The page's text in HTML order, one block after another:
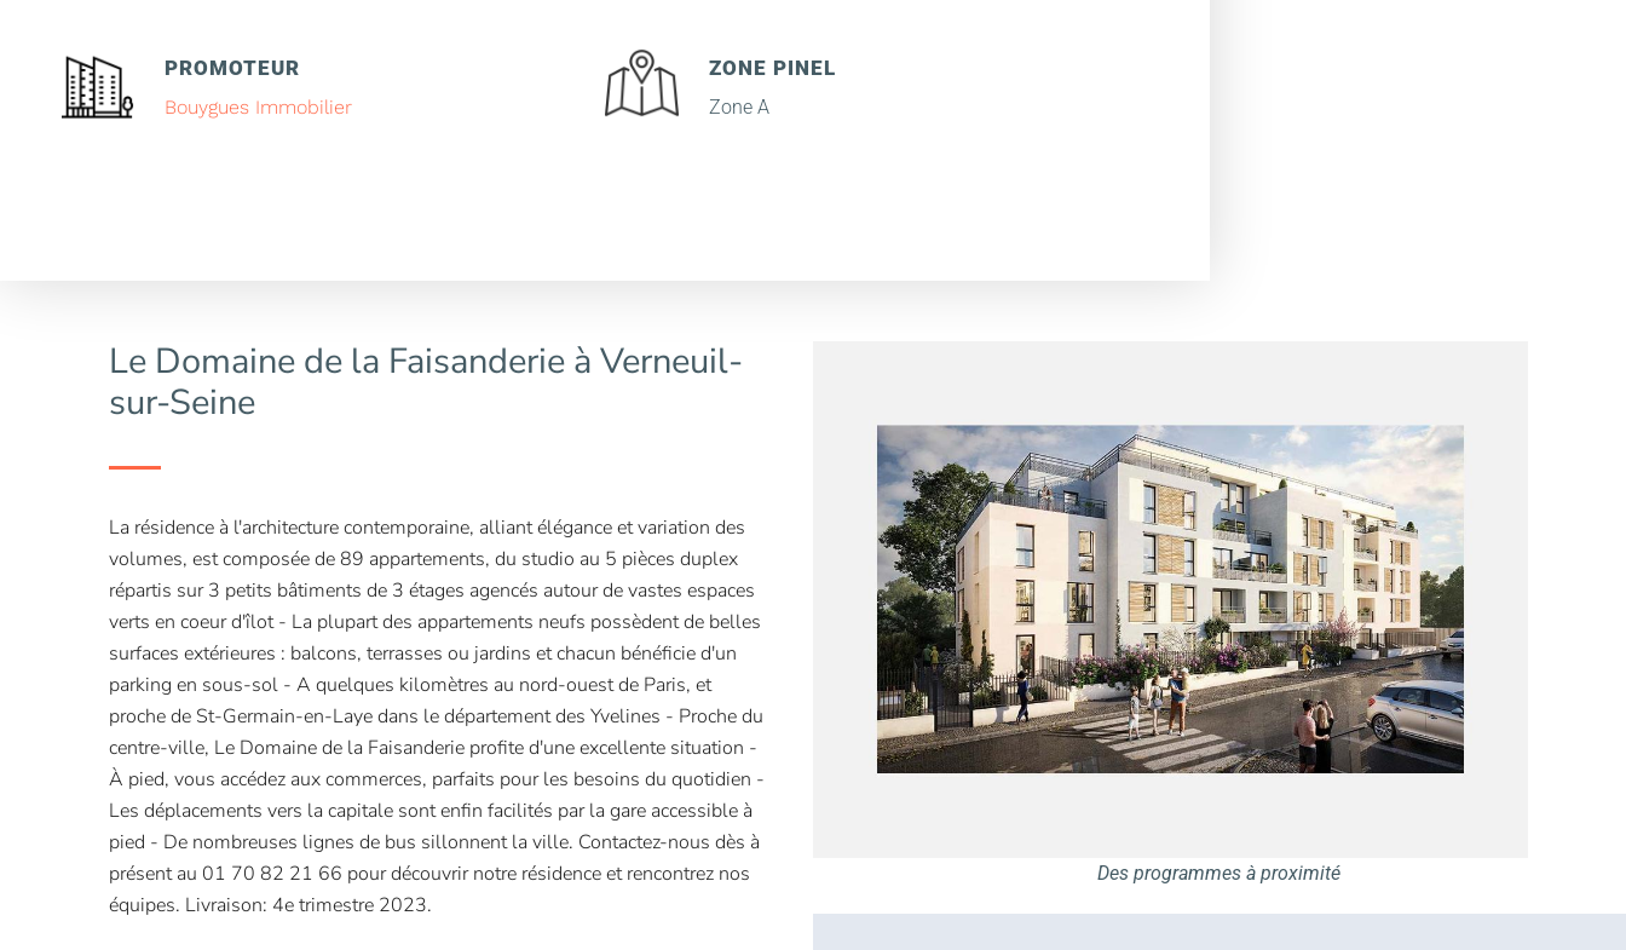
PROMOTEUR
Bouygues Immobilier
ZONE PINEL
Zone A
Le Domaine de la Faisanderie à Verneuil-
sur-Seine
La résidence à l'architecture contemporaine, alliant élégance et variation des
volumes, est composée de 89 appartements, du studio au 5 pièces duplex
répartis sur 3 petits bâtiments de 3 étages agencés autour de vastes espaces
verts en coeur d'îlot - La plupart des appartements neufs possèdent de belles
surfaces extérieures : balcons, terrasses ou jardins et chacun bénéficie d'un
parking en sous-sol - A quelques kilomètres au nord-ouest de Paris, et
proche de St-Germain-en-Laye dans le département des Yvelines - Proche du
centre-ville, Le Domaine de la Faisanderie profite d'une excellente situation -
À pied, vous accédez aux commerces, parfaits pour les besoins du quotidien -
Les déplacements vers la capitale sont enfin facilités par la gare accessible à
pied - De nombreuses lignes de bus sillonnent la ville. Contactez-nous dès à
présent au 01 70 82 21 66 pour découvrir notre résidence et rencontrez nos
équipes. Livraison: 4e trimestre 2023.
Des programmes à proximité